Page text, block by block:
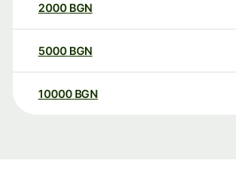
2000 BGN
5000 BGN
10000 BGN